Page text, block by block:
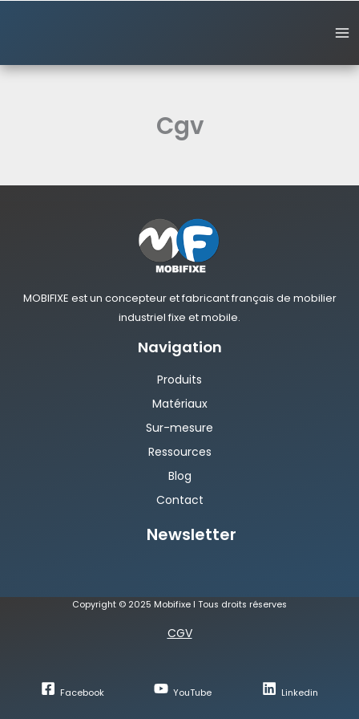
Cgv
MOBIFIXE est un concepteur et fabricant français de mobilier
industriel fixe et mobile.
Navigation
Produits
Matériaux
Sur-mesure
Ressources
Blog
Contact
Newsletter
Copyright © 2025 Mobifixe I Tous droits réserves
CGV
Facebook YouTube Linkedin